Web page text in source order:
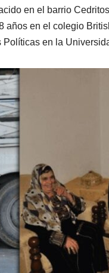
en el barrio
años en el colegio
en la